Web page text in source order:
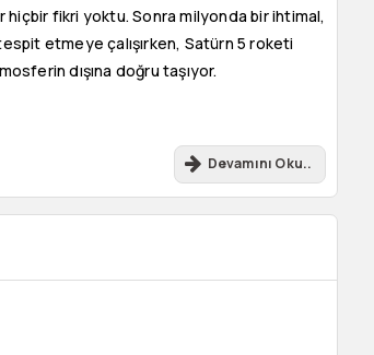
fikri yoktu. Sonra milyonda bir ihtimal,
etmeye çalışırken, Satürn 5 roketi
dışına doğru taşıyor.
Devamını Oku..